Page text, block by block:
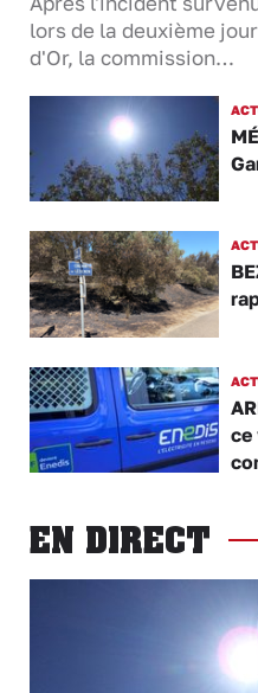
lors de la deuxième
d'Or, la commission…
ce
EN DIRECT